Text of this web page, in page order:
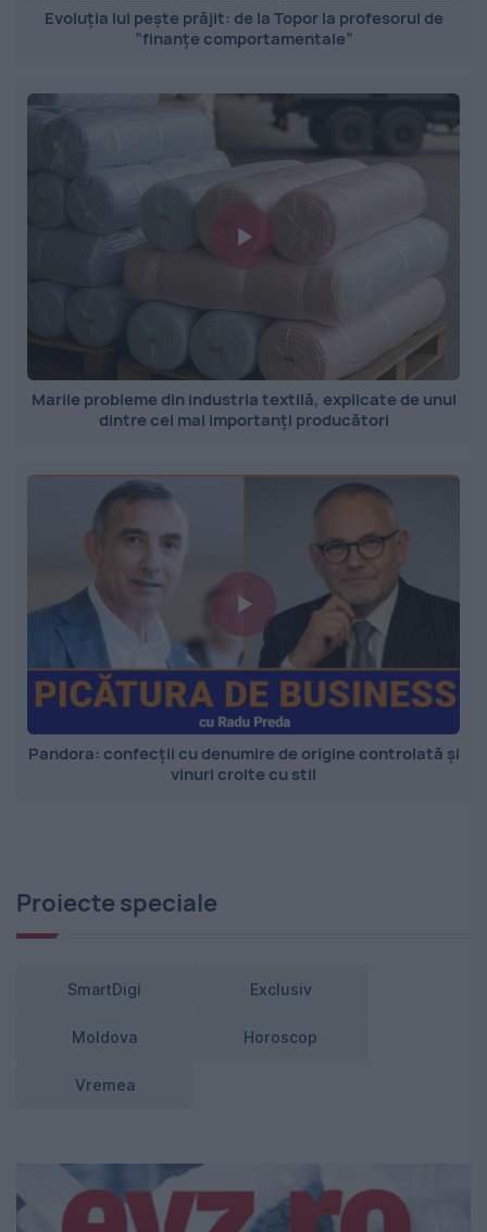
Evoluția lui pește prăjit: de la Topor la profesorul de
”finanțe comportamentale”
Marile probleme din industria textilă, explicate de unul
dintre cei mai importanți producători
Pandora: confecții cu denumire de origine controlată și
vinuri croite cu stil
Proiecte speciale
SmartDigi Exclusiv
Moldova Horoscop
Vremea